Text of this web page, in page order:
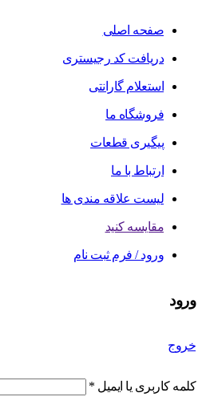
صفحه اصلی
دریافت کد رجیستری
استعلام گارانتی
فروشگاه ما
پیگیری قطعات
ارتباط با ما
لیست علاقه مندی ها
مقایسه کنید
ورود / فرم ثبت نام
ورود
خروج
کلمه کاربری یا ایمیل *